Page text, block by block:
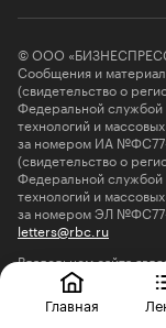
© ООО
Сообщения и
(свидетельство о
Федеральной
технологий и
за номером ИА №ФС77-
(свидетельство о
Федеральной
технологий и
за номером ЭЛ №ФС77-
letters@rbc.ru
Владельцем сайта
Информация об
Главная